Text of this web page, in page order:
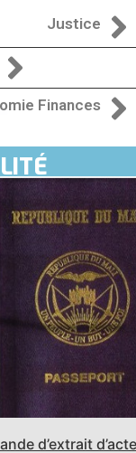
Justice
Finances
du